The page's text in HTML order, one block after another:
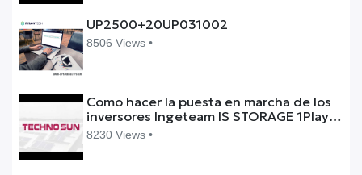
UP2500+20UP031002
8506 Views •
Como hacer la puesta en marcha de los
inversores Ingeteam IS STORAGE 1Play
TL M
8230 Views •